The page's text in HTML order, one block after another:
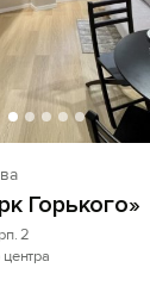
Горького»
2